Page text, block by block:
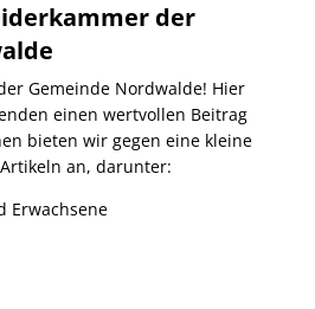
der
Gemeinde Nordwalde! Hier
einen wertvollen Beitrag
bieten wir gegen eine kleine
an, darunter:
Erwachsene